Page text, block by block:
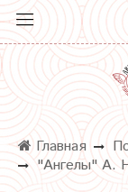
Главная
"Ангелы" А.